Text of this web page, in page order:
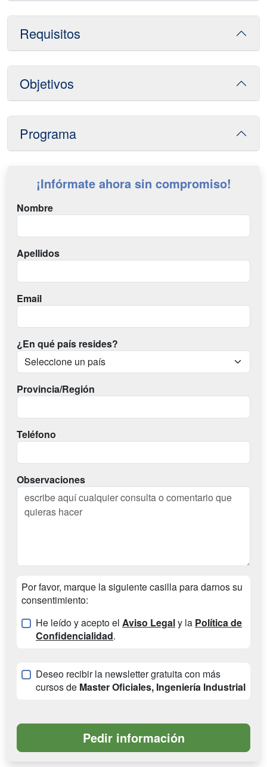
Requisitos
Objetivos
Programa
¡Infórmate ahora sin compromiso!
Nombre
Apellidos
Email
¿En qué país resides?
Provincia/Región
Teléfono
Observaciones
Por favor, marque la siguiente casilla para darnos su
consentimiento:
He leído y acepto el Aviso Legaly la Política de
Confidencialidad.
Deseo recibir la newsletter gratuita con más
cursos de Master Oficiales, Ingeniería Industrial